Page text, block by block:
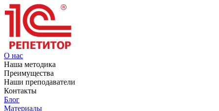
О нас
Наша методика
Преимущества
Наши преподаватели
Контакты
Блог
Материалы